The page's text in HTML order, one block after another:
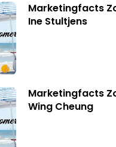
Marketingfacts
Ine Stultjens
Marketingfacts
Wing Cheung